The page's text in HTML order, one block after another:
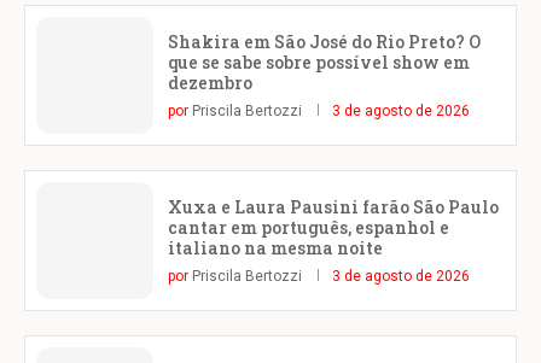
Shakira em São José do Rio Preto? O
que se sabe sobre possível show em
dezembro
por Priscila Bertozzi 3 de agosto de 2026
Xuxa e Laura Pausini farão São Paulo
cantar em português, espanhol e
italiano na mesma noite
por Priscila Bertozzi 3 de agosto de 2026